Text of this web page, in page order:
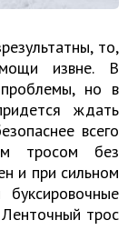
то,
извне. В
но в
ждать
всего
тросом без
и при сильном
трос